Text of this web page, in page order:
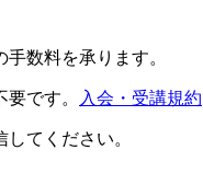
数料を承ります。
です。 入会・受講規約
てください。